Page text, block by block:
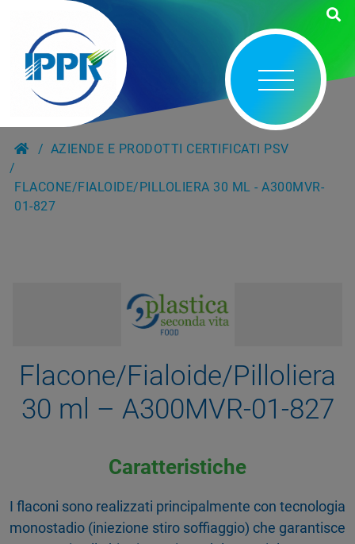
AZIENDE E PRODOTTI CERTIFICATI PSV
FLACONE/FIALOIDE/PILLOLIERA 30 ML - A300MVR-
01-827
Flacone/Fialoide/Pilloliera
30 ml – A300MVR-01-827
Caratteristiche
I flaconi sono realizzati principalmente con tecnologia
monostadio (iniezione stiro soffiaggio) che garantisce